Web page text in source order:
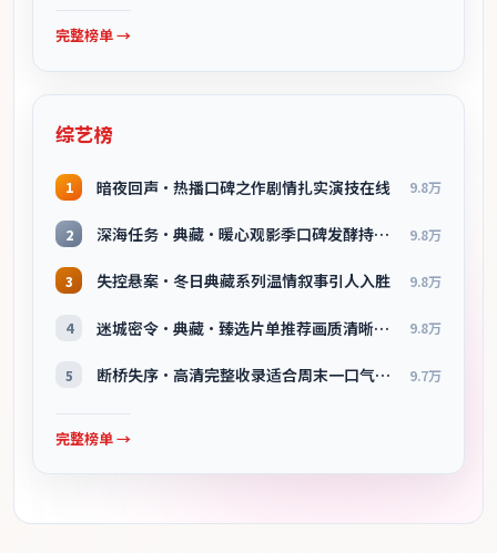
完整榜单 →
综艺榜
1 暗夜回声·热播口碑之作剧情扎实演技在线 9.8万
2 深海任务·典藏·暖心观影季口碑发酵持续升温 9.8万
3 失控悬案·冬日典藏系列温情叙事引人入胜 9.8万
4 迷城密令·典藏·臻选片单推荐画质清晰观看流畅 9.8万
5 断桥失序·高清完整收录适合周末一口气刷完 9.7万
完整榜单 →